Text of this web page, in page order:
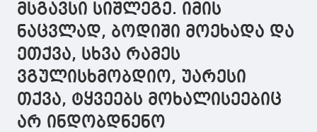
დეპარტამენტის
დირექტორის
მოადგილეს
შეხვდა
მსგავსი სიშლეგე. იმის
ნაცვლად, ბოდიში მოეხადა და
ეთქვა, სხვა რამეს
ვგულისხმობდიო, უარესი
თქვა, ტყვეებს მოხალისეებიც
არ ინდობდნენო